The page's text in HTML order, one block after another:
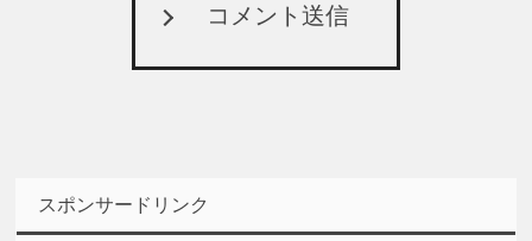
コメント送信
スポンサードリンク